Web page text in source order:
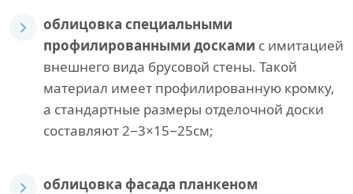
облицовка специальными
профилированными досками с имитацией
внешнего вида брусовой стены. Такой
материал имеет профилированную кромку,
а стандартные размеры отделочной доски
составляют 2−3×15−25см;
облицовка фасада планкеном